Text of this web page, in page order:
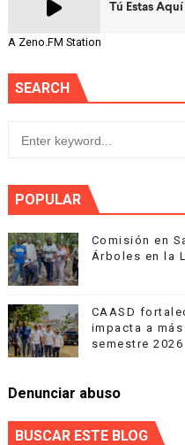
A Zeno.FM Station
SEARCH
POPULAR
Comisión en
Árboles en la
CAASD
impacta a
semestre 2026
Denunciar abuso
BUSCAR ESTE BLOG